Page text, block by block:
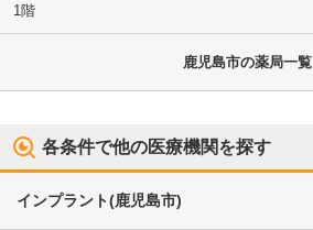
1階
鹿児島市の薬局一覧
各条件で他の医療機関を探す
インプラント(鹿児島市)